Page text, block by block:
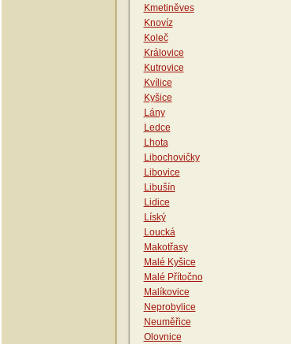
Kmetiněves
Knovíz
Koleč
Královice
Kutrovice
Kvílice
Kyšice
Lány
Ledce
Lhota
Libochovičky
Libovice
Libušín
Lidice
Líský
Loucká
Makotřasy
Malé Kyšice
Malé Přítočno
Malíkovice
Neprobylice
Neuměřice
Olovnice